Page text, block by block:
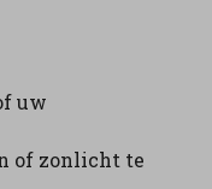
uw
of zonlicht te